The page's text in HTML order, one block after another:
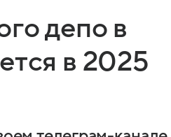
депо в
в 2025